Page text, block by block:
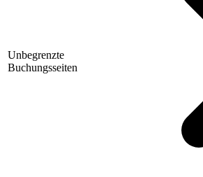
Unbegrenzte
Buchungsseiten